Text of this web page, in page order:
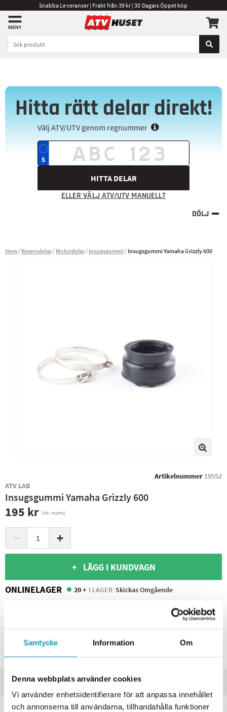
Samtycke Information Om
Denna webbplats använder cookies
Vi använder enhetsidentifierare för att anpassa innehållet
och annonserna till användarna, tillhandahålla funktioner
Snabba Leveranser | Frakt från 39 kr | 30 Dagars Öppet köp
Hitta rätt delar direkt!
Välj ATV/UTV genom regnummer
HITTA DELAR
ELLER VÄLJ ATV/UTV MANUELLT
DÖLJ
Hem Reservdelar Motordelar Insugsgummi Insugsgummi Yamaha Grizzly 600
Artikelnummer 19552
ATV LAB
Insugsgummi Yamaha Grizzly 600
195 kr (ink. moms)
− +
+ LÄGG I KUNDVAGN
ONLINELAGER
20 + I LAGER Skickas Omgående
Spara produkt
Frågor om produkten?
Produktinformation